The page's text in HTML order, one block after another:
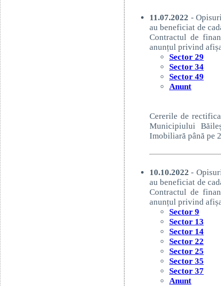
11.07.2022 -
au beneficiat de
Contractul de
anunțul privind
Sector 29
Sector 34
Sector 49
Anunt
Cererile de
Municipiului
Imobiliară până pe
10.10.2022 -
au beneficiat de
Contractul de
anunțul privind
Sector 9
Sector 13
Sector 14
Sector 22
Sector 25
Sector 35
Sector 37
Anunt